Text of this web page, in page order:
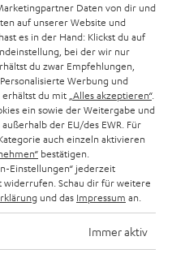
DENON DRA-900H
15 m Lautsprecherkabel
Stand-Lautsprecher DEF 3 F
Lautsprecher DEF 3 F
Lautsprecher DEF 3 F
DEF 3 F
Daten von dir und
auf unserer Website und
es in der Hand: Klickst du auf
bei der wir nur
du zwar Empfehlungen,
Werbung und
erhältst du mit „Alles akzeptieren“.
ein sowie der Weitergabe und
der EU/des EWR. Für
auch einzeln aktivieren
bestätigen.
Einstellungen“ jederzeit
widerrufen. Schau dir für weitere
und das Impressum an.
Immer aktiv